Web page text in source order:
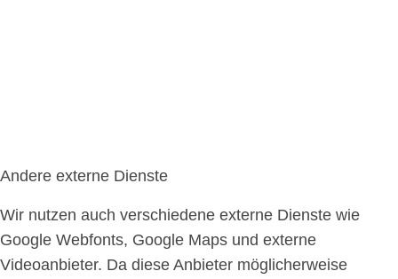
Andere externe Dienste
Wir nutzen auch verschiedene externe Dienste wie
Google Webfonts, Google Maps und externe
Videoanbieter. Da diese Anbieter möglicherweise